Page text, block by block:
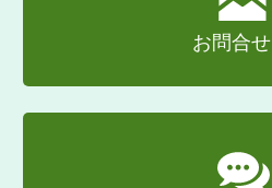
お問合せ